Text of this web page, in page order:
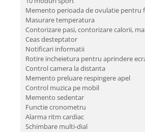
Memento perioada de ovulatie pentru
Masurare temperatura
Contorizare pasi, contorizare calorii,
Ceas desteptator
Notificari informatii
Rotire incheietura pentru aprindere
Control camera la distanta
Memento preluare respingere apel
Control muzica pe mobil
Memento sedentar
Functie cronometru
Alarma ritm cardiac
Schimbare multi-dial